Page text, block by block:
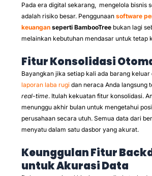
Pada era digital sekarang, mengelola bisnis
adalah risiko besar. Penggunaan software
keuangan seperti BambooTree bukan lagi
melainkan kebutuhan mendasar untuk tetap
Fitur Konsolidasi
Bayangkan jika setiap kali ada barang keluar
laporan laba rugi dan neraca Anda langsung
real-time. Itulah kekuatan fitur konsolidasi.
menunggu akhir bulan untuk mengetahui
perusahaan secara utuh. Semua data dari
menyatu dalam satu dasbor yang akurat.
Keunggulan Fitur
untuk Akurasi Data